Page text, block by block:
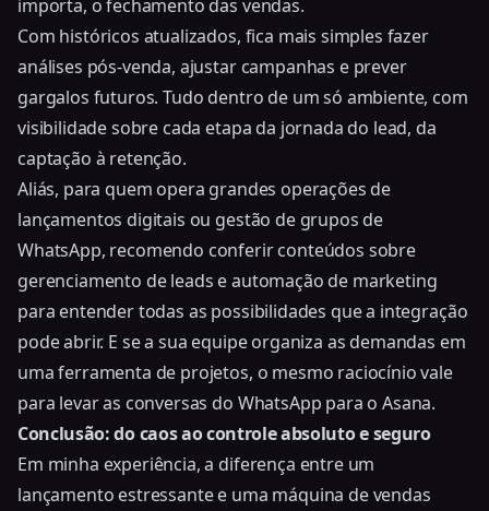
importa, o fechamento das vendas.
Com históricos atualizados, fica mais simples fazer
análises pós-venda, ajustar campanhas e prever
gargalos futuros. Tudo dentro de um só ambiente, com
visibilidade sobre cada etapa da jornada do lead, da
captação à retenção.
Aliás, para quem opera grandes operações de
lançamentos digitais ou gestão de grupos de
WhatsApp, recomendo conferir conteúdos sobre
gerenciamento de leads e automação de marketing
para entender todas as possibilidades que a integração
pode abrir. E se a sua equipe organiza as demandas em
uma ferramenta de projetos, o mesmo raciocínio vale
para levar as conversas do WhatsApp para o Asana.
Conclusão: do caos ao controle absoluto e seguro
Em minha experiência, a diferença entre um
lançamento estressante e uma máquina de vendas